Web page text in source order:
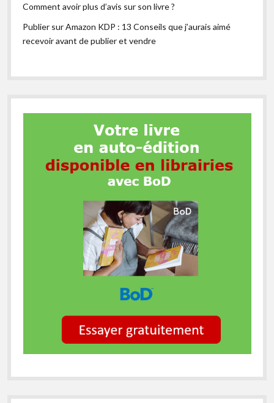
Comment avoir plus d’avis sur son livre ?
Publier sur Amazon KDP : 13 Conseils que j’aurais aimé
recevoir avant de publier et vendre